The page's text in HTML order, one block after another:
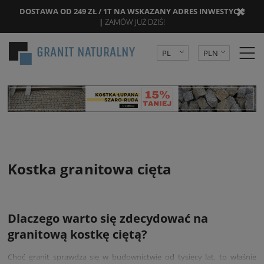
DOSTAWA OD 249 ZŁ / 1T NA WSKAZANY ADRES INWESTYCJI!
| ZAMÓW JUŻ DZIŚ!
PL
PLN
Kostka granitowa cięta
Dlaczego warto się zdecydować na
granitową kostkę ciętą?
Choć granit sprawdza się w budownictwie od tysięcy lat, to właśnie